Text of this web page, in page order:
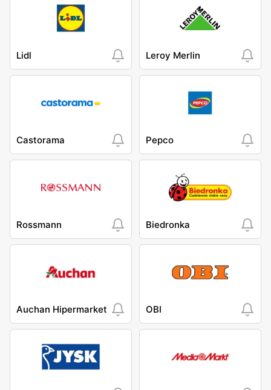
Lidl Leroy Merlin
Castorama Pepco
Rossmann Biedronka
Auchan Hipermarket OBI